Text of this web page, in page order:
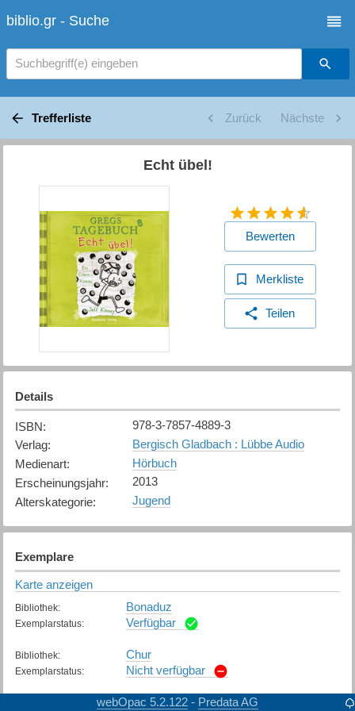
biblio.gr - Suche
Suchbegriff(e) eingeben
Trefferliste Zurück Nächste
Echt übel!
Bewerten
Merkliste
Teilen
Details
ISBN:
978-3-7857-4889-3
Verlag:
Bergisch Gladbach : Lübbe Audio
Medienart:
Hörbuch
Erscheinungsjahr:
2013
Alterskategorie: Jugend
Exemplare
Karte anzeigen
Bibliothek: Bonaduz
Exemplarstatus: Verfügbar
Bibliothek: Chur
Exemplarstatus: Nicht verfügbar
Domat/Ems
webOpac 5.2.122 - Predata AG